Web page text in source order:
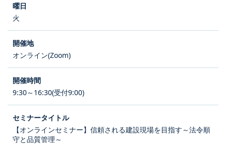
火
オンライン(Zoom)
9:30～16:30(受付9:00)
【オンラインセミナー】信頼される建設現場を目指す～法令順
守と品質管理～